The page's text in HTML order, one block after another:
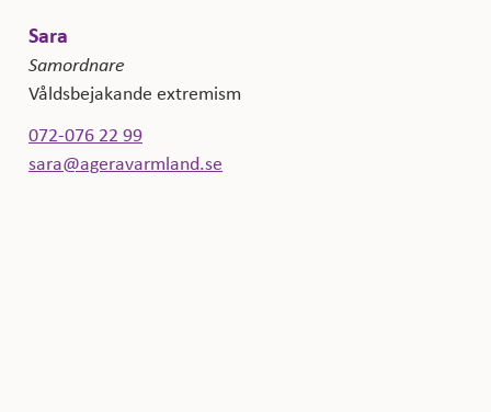
Sara
Samordnare
Våldsbejakande extremism
072-076 22 99
sara@ageravarmland.se